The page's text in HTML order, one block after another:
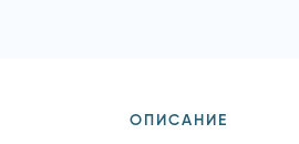
ОПИСАНИЕ